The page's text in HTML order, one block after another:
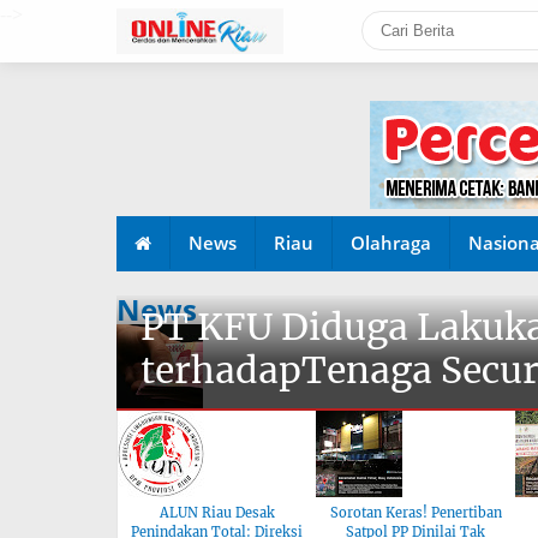
News Riau Olahraga
News
PT KFU Diduga
terhadapTenaga
ALUN Riau Desak
Penindakan Total: Direksi
Sorotan Keras! Penertiban
Satpol PP Dinilai Tak